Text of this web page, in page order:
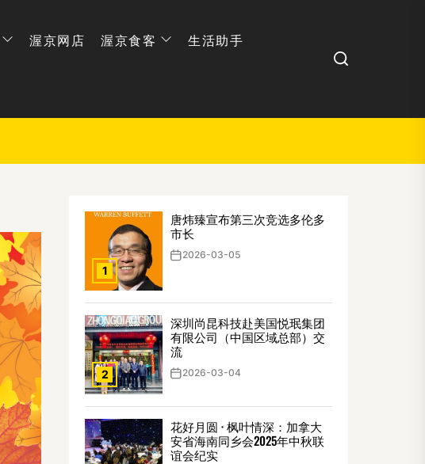
渥京网店 渥京食客 生活助手
Search
1
唐炜臻宣布第三次竞选多伦多
市长
2026-03-05
2
深圳尚昆科技赴美国悦珉集团
有限公司（中国区域总部）交
流
2026-03-04
花好月圆 · 枫叶情深：加拿大
安省海南同乡会2025年中秋联
谊会纪实